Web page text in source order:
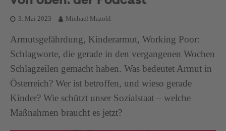
3. Mai 2023 Michael Mazohl
Armutsgefährdung, Kinderarmut, Working Poor:
Schlagworte, die gerade in den vergangenen Wochen
Schlagzeilen gemacht haben. Was bedeutet Armut in
Österreich? Wer ist betroffen, und wieso gerade
Kinder? Wie schützt unser Sozialstaat – welche
Maßnahmen braucht es jetzt?